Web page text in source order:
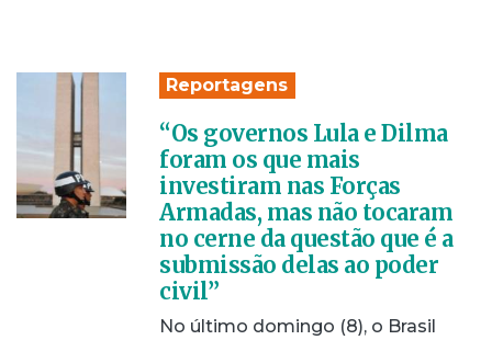
Reportagens
“Os governos Lula e Dilma
foram os que mais
investiram nas Forças
Armadas, mas não tocaram
no cerne da questão que é a
submissão delas ao poder
civil”
No último domingo (8), o Brasil